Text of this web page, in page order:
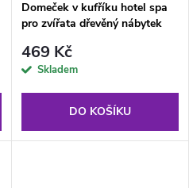
Domeček v kufříku hotel spa
pro zvířata dřevěný nábytek
469 Kč
Skladem
DO KOŠÍKU